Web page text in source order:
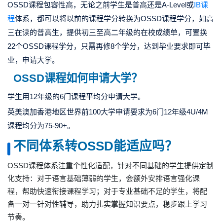
OSSD课程包容性高，无论之前学生是普高还是A-Level或IB课
程体系，都可以将以前的课程学分转换为OSSD课程学分，如高
三在读的普高生，提供初三至高二年级的在校成绩单，可置换
22个OSSD课程学分，只需再修8个学分，达到毕业要求即可毕
业，申请大学。
OSSD课程如何申请大学？
学生用12年级的6门课程平均分申请大学。
英美澳加香港地区世界前100大学申请要求为6门12年级4U/4M
课程均分为75-90+。
不同体系转OSSD能适应吗？
OSSD课程体系注重个性化适配，针对不同基础的学生提供定制
化支持：对于语言基础薄弱的学生，会额外安排语言强化课
程，帮助快速衔接课程学习；对于专业基础不足的学生，将配
备一对一针对性辅导，助力扎实掌握知识要点，稳步跟上学习
节奏。